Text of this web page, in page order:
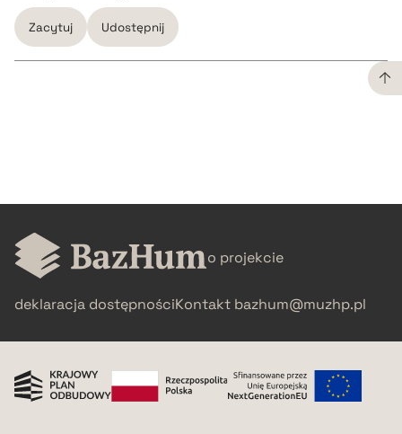
Zacytuj Udostępnij
pobierz cytat
o projekcie
deklaracja dostępnościKontakt bazhum@muzhp.pl